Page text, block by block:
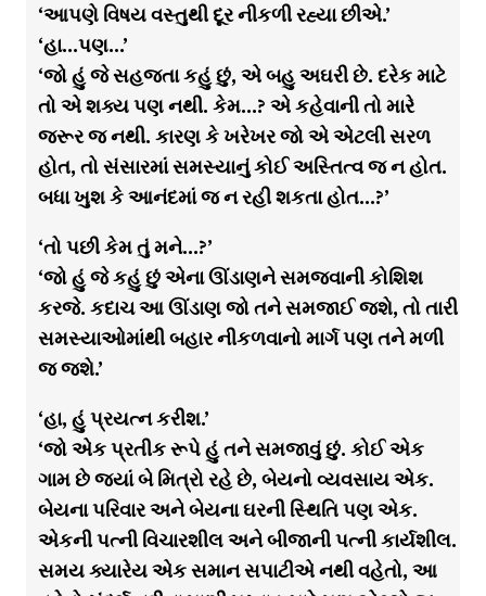
‘આપણે વિષય વસ્તુથી દૂર નીકળી રહ્યા છીએ.’
‘હા…પણ…’
‘જો હું જે સહજતા કહું છું, એ બહુ અઘરી છે. દરેક માટે
તો એ શક્ય પણ નથી. કેમ…? એ કહેવાની તો મારે
જરૂર જ નથી. કારણ કે ખરેખર જો એ એટલી સરળ
હોત, તો સંસારમાં સમસ્યાનું કોઈ અસ્તિત્વ જ ન હોત.
બધા ખુશ કે આનંદમાં જ ન રહી શકતા હોત…?’
‘તો પછી કેમ તું મને…?’
‘જો હું જે કહું છું એના ઊંડાણને સમજવાની કોશિશ
કરજે. કદાચ આ ઊંડાણ જો તને સમજાઈ જશે, તો તારી
સમસ્યાઓમાંથી બહાર નીકળવાનો માર્ગ પણ તને મળી
જ જશે.’
‘હા, હું પ્રયત્ન કરીશ.’
‘જો એક પ્રતીક રૂપે હું તને સમજાવું છું. કોઈ એક
ગામ છે જ્યાં બે મિત્રો રહે છે, બેયનો વ્યવસાય એક.
બેયના પરિવાર અને બેયના ઘરની સ્થિતિ પણ એક.
એકની પત્ની વિચારશીલ અને બીજાની પત્ની કાર્યશીલ.
સમય ક્યારેય એક સમાન સપાટીએ નથી વહેતો, આ